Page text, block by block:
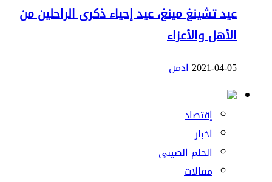
عيد تشينغ مينغ، عيد إحياء ذكرى الراحلين من
الأهل والأعزاء
2021-04-05ادمن
إقتصاد
اخبار
الحلم الصيني
مقالات